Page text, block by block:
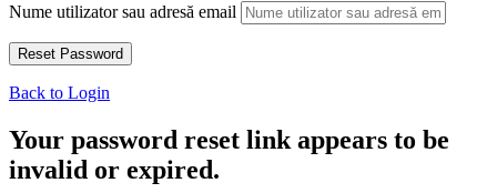
Nume utilizator sau adresă email
Back to Login
Your password reset link appears to be
invalid or expired.